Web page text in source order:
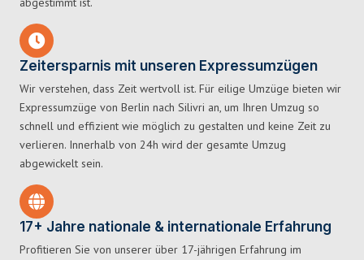
Zeitersparnis mit unseren Expressumzügen
Wir verstehen, dass Zeit wertvoll ist. Für eilige Umzüge bieten wir
Expressumzüge von Berlin nach Silivri an, um Ihren Umzug so
schnell und effizient wie möglich zu gestalten und keine Zeit zu
verlieren. Innerhalb von 24h wird der gesamte Umzug
abgewickelt sein.
17+ Jahre nationale & internationale Erfahrung
Profitieren Sie von unserer über 17-jährigen Erfahrung im